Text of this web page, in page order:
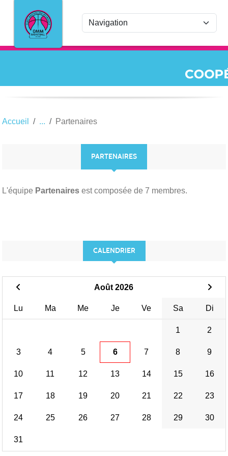
Accueil Partenaires
PARTENAIRES
L'équipe Partenaires est composée de 7 membres.
CALENDRIER
Août 2026
Lu Ma Me Je Ve Sa Di
1 2
3 4 5 6 7 8 9
10 11 12 13 14 15 16
17 18 19 20 21 22 23
24 25 26 27 28 29 30
31